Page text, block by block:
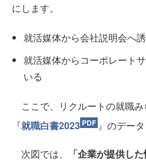
にします。
就活媒体から会社説明会へ
就活媒体からコーポレート
いる
ここで、リクルートの就職
『就職白書2023 』のデー
次図では、
「企業が提供し